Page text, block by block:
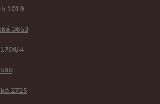
1019
3653
4
2725